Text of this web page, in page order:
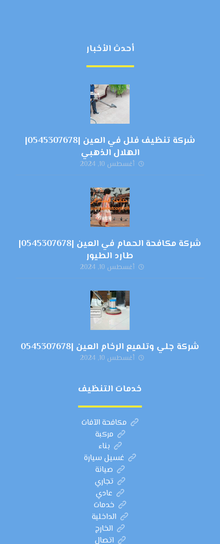
أحدث الأخبار
شركة تنظيف فلل في العين |0545307678|
الهلال الذهبي
أغسطس 10, 2024
شركة مكافحة الحمام في العين |0545307678|
طارد الطيور
أغسطس 10, 2024
شركة جلي وتلميع الرخام العين |0545307678
أغسطس 10, 2024
خدمات التنظيف
مكافحة الآفات
مركبة
بناء
غسيل سيارة
صيانة
تجاري
عادي
خدمات
الداخلية
الخارج
اتصال